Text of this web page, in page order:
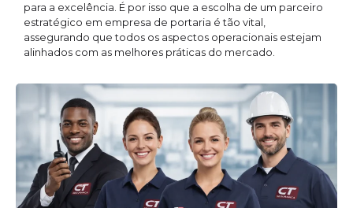
para a excelência. É por isso que a escolha de um parceiro
estratégico em empresa de portaria é tão vital,
assegurando que todos os aspectos operacionais estejam
alinhados com as melhores práticas do mercado.